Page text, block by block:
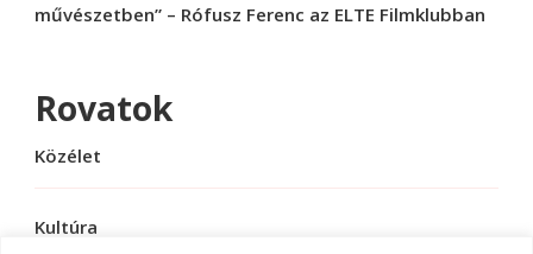
művészetben” – Rófusz Ferenc az ELTE Filmklubban
Rovatok
Közélet
Kultúra